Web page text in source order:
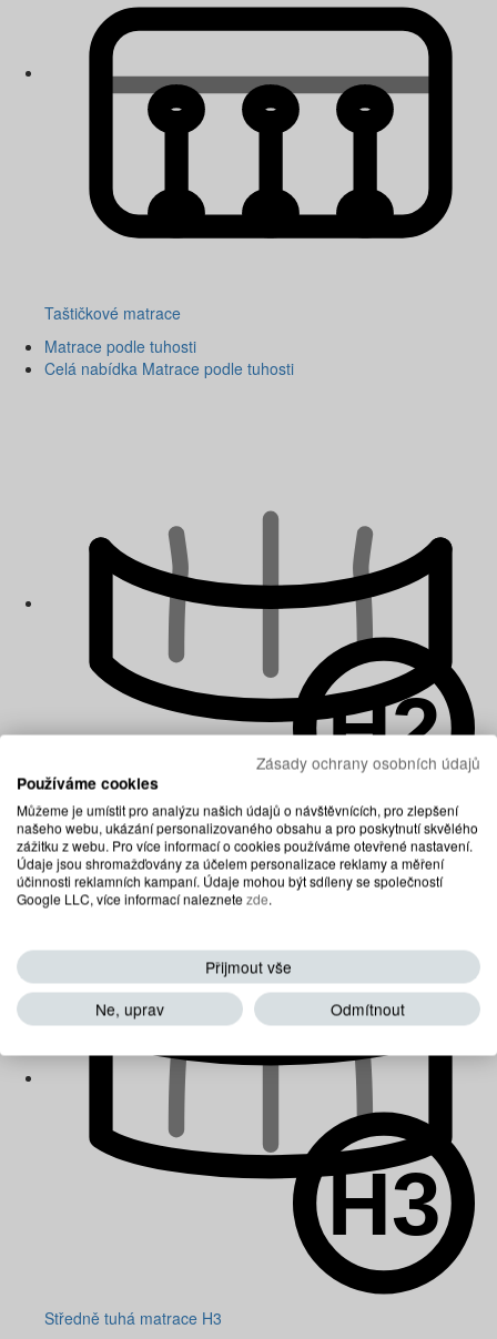
Taštičkové matrace
Matrace podle tuhosti
Celá nabídka Matrace podle tuhosti
Středně měkká matrace H2
Středně tuhá matrace H3
Zásady ochrany osobních údajů
Používáme cookies
Můžeme je umístit pro analýzu našich údajů o návštěvnících, pro zlepšení
našeho webu, ukázání personalizovaného obsahu a pro poskytnutí skvělého
zážitku z webu. Pro více informací o cookies používáme otevřené nastavení.
Údaje jsou shromažďovány za účelem personalizace reklamy a měření
účinnosti reklamních kampaní. Údaje mohou být sdíleny se společností
Google LLC, více informací naleznetezde.
Přijmout vše
Ne, uprav
Odmítnout